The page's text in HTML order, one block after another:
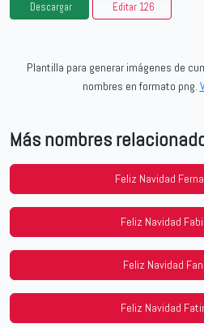
Descargar Editar 126
Plantilla para generar imágenes de
nombres en formato png.
Más nombres
Feliz Navidad
Feliz Navidad
Feliz Navidad
Feliz Navidad